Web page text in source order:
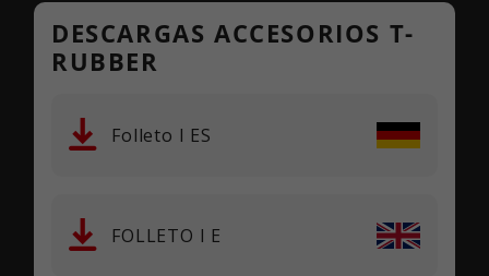
DESCARGAS ACCESORIOS T-
RUBBER
Folleto I ES
FOLLETO I E